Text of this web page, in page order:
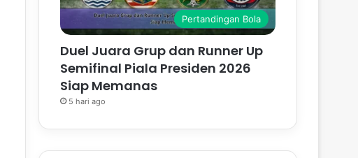
Pertandingan Bola
Duel Juara Grup dan Runner Up
Semifinal Piala Presiden 2026
Siap Memanas
5 hari ago